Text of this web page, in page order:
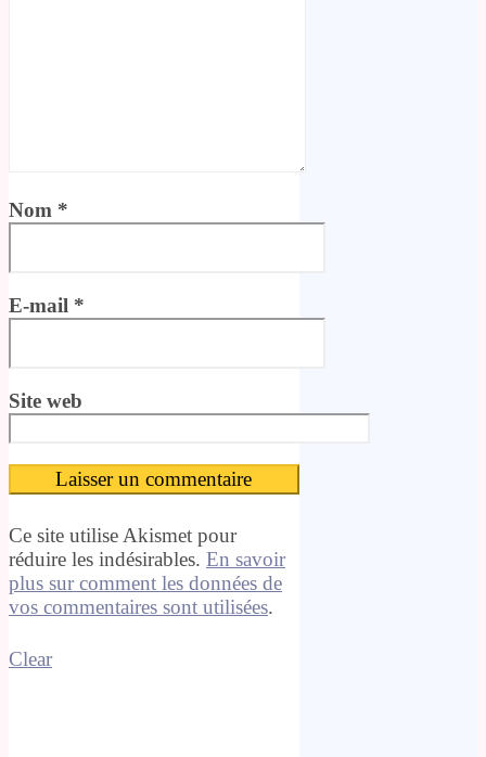
Nom *
E-mail *
Site web
Ce site utilise Akismet pour
réduire les indésirables. En savoir
plus sur comment les données de
vos commentaires sont utilisées.
Clear